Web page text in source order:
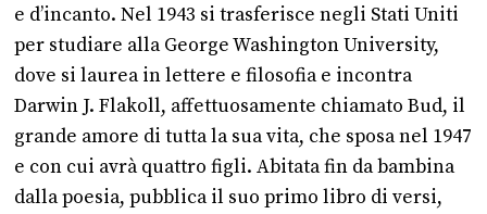
e d’incanto. Nel 1943 si trasferisce negli Stati Uniti
per studiare alla George Washington University,
dove si laurea in lettere e filosofia e incontra
Darwin J. Flakoll, affettuosamente chiamato Bud, il
grande amore di tutta la sua vita, che sposa nel 1947
e con cui avrà quattro figli. Abitata fin da bambina
dalla poesia, pubblica il suo primo libro di versi,